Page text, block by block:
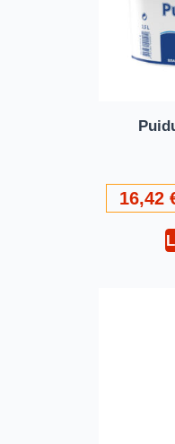
16,42